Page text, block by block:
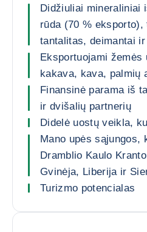
Didžiuliai mineraliniai
rūda (70 %
tantalitas, deimantai
Eksportuojami žemės
kakava, kava, palmių
Finansinė parama iš
ir dvišalių partnerių
Didelė uostų veikla,
Mano upės sąjungos,
Dramblio Kaulo
Gvinėja, Liberija ir
Turizmo potencialas